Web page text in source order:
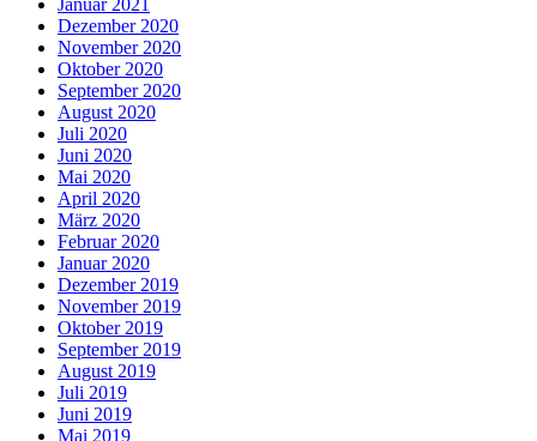
Januar 2021
Dezember 2020
November 2020
Oktober 2020
September 2020
August 2020
Juli 2020
Juni 2020
Mai 2020
April 2020
März 2020
Februar 2020
Januar 2020
Dezember 2019
November 2019
Oktober 2019
September 2019
August 2019
Juli 2019
Juni 2019
Mai 2019